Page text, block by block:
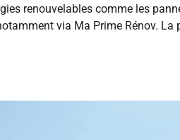
renouvelables comme les
via Ma Prime Rénov. La